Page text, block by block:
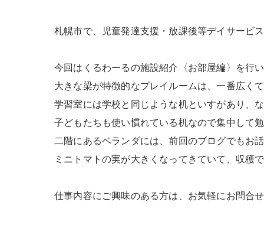
札幌市で、児童発達支援・放課後等デイサービ
今回はくるわーるの施設紹介〈お部屋編〉を行い
大きな梁が特徴的なプレイルームは、一番広く
学習室には学校と同じような机といすがあり、
子どもたちも使い慣れている机なので集中して勉
二階にあるベランダには、前回のブログでもお
ミニトマトの実が大きくなってきていて、収穫
仕事内容にご興味のある方は、お気軽にお問合せ